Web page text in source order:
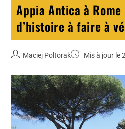
Appia Antica à
d’histoire à faire à
Maciej Poltorak Mis à jour le